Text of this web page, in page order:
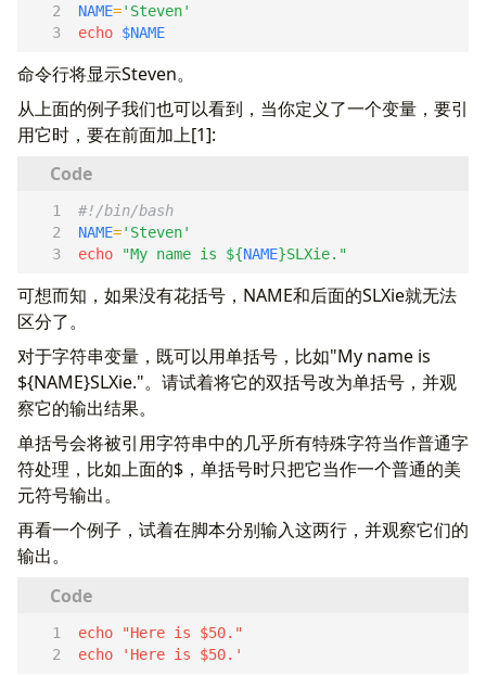
NAME='Steven'
echo $NAME
命令行将显示Steven。
从上面的例子我们也可以看到，当你定义了一个变量，要引
用它时，要在前面加上[1]:
NAME='Steven'
echo
"My name is ${NAME}SLXie."
可想而知，如果没有花括号，NAME和后面的SLXie就无法
区分了。
对于字符串变量，既可以用单括号，比如"My name is
${NAME}SLXie."。请试着将它的双括号改为单括号，并观
察它的输出结果。
单括号会将被引用字符串中的几乎所有特殊字符当作普通字
符处理，比如上面的$，单括号时只把它当作一个普通的美
元符号输出。
再看一个例子，试着在脚本分别输入这两行，并观察它们的
输出。
echo 'Here is $50.'